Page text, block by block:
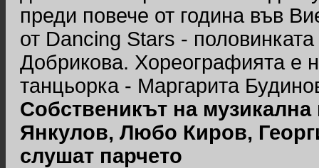
преди повече от година във
от Dancing Stars -
Добрикова. Хореографията е
танцьорка - Маргарита
Собственикът на
Янкулов, Любо Киров,
слушат парчето